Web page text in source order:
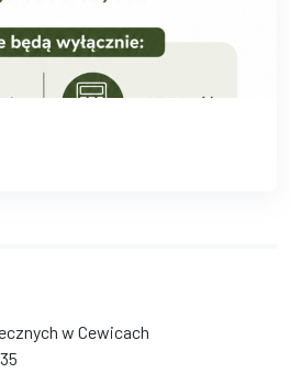
w Cewicach